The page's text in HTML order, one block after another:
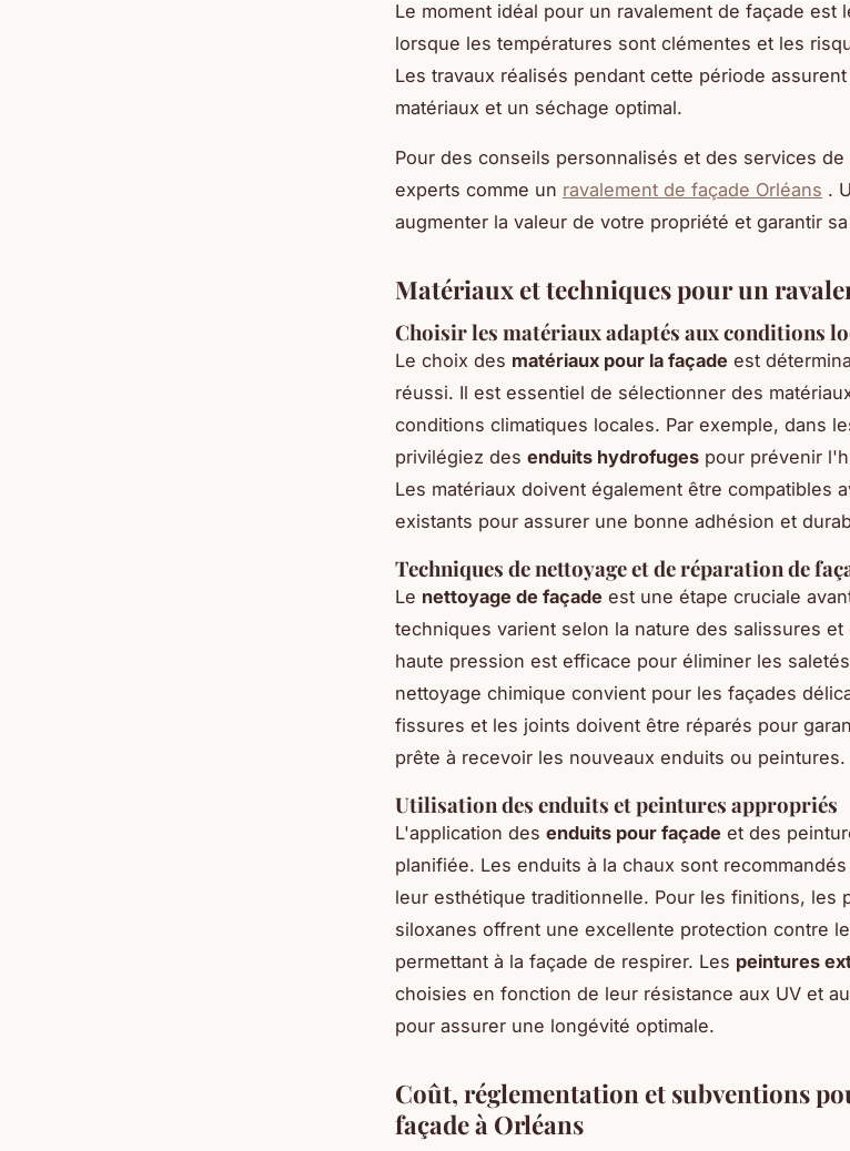
Le moment idéal pour un ravalement de façade est
lorsque les températures sont clémentes et les
Les travaux réalisés pendant cette période
matériaux et un séchage optimal.
Pour des conseils personnalisés et des services
experts comme un ravalement de façade Orléans .
augmenter la valeur de votre propriété et garantir
Matériaux et techniques pour un
Choisir les matériaux adaptés aux conditions
Le choix des matériaux pour la façade est
réussi. Il est essentiel de sélectionner des
conditions climatiques locales. Par exemple, dans
privilégiez des enduits hydrofuges pour prévenir
Les matériaux doivent également être compatibles
existants pour assurer une bonne adhésion et
Techniques de nettoyage et de réparation de
Le nettoyage de façade est une étape cruciale
techniques varient selon la nature des salissures
haute pression est efficace pour éliminer les
nettoyage chimique convient pour les façades
fissures et les joints doivent être réparés pour
prête à recevoir les nouveaux enduits ou peintures.
Utilisation des enduits et peintures appropriés
L'application des enduits pour façade et des
planifiée. Les enduits à la chaux sont
leur esthétique traditionnelle. Pour les finitions, les
siloxanes offrent une excellente protection contre
permettant à la façade de respirer. Les peintures
choisies en fonction de leur résistance aux UV et
pour assurer une longévité optimale.
Coût, réglementation et subventions
façade à Orléans